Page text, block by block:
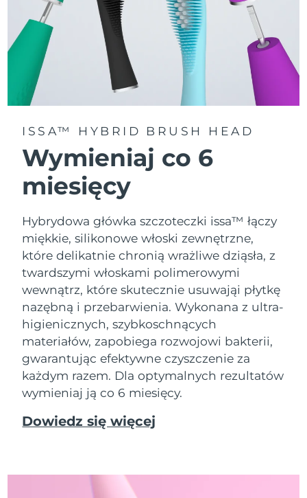
ISSA™ HYBRID BRUSH HEAD
Wymieniaj co 6
miesięcy
Hybrydowa główka szczoteczki issa™ łączy
miękkie, silikonowe włoski zewnętrzne,
które delikatnie chronią wrażliwe dziąsła, z
twardszymi włoskami polimerowymi
wewnątrz, które skutecznie usuwająi płytkę
nazębną i przebarwienia. Wykonana z ultra-
higienicznych, szybkoschnących
materiałów, zapobiega rozwojowi bakterii,
gwarantując efektywne czyszczenie za
każdym razem. Dla optymalnych rezultatów
wymieniaj ją co 6 miesięcy.
Dowiedz się więcej